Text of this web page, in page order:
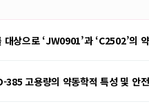
대상으로 ‘JW0901’과 ‘C2502’
385 고용량의 약동학적 특성 및 안